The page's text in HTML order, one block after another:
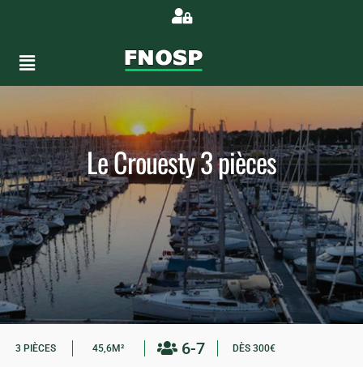
Le Crouesty 3 pièces
3 PIÈCES 45,6M² 6-7 DÈS 300€